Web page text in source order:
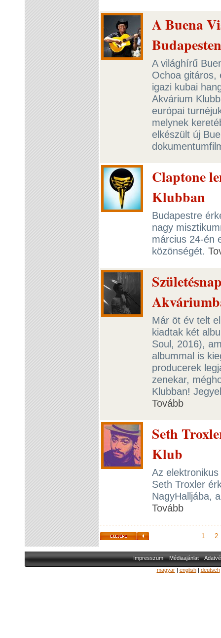
A Buena
A világhírű
Ochoa gitáros,
igazi kubai
Akvárium
európai
melynek
elkészült új
Claptone
Klubban
Budapestre
nagy
március 24-én
közönségét.
Már öt év telt
kiadtak két
Soul, 2016),
albummal is
producerek
zenekar,
Klubban!
Tovább
Seth
Klub
Az
Seth Troxler
NagyHalljába,
Tovább
1 2
Impresszum Médiaajánlat
magyar| english| deutsch